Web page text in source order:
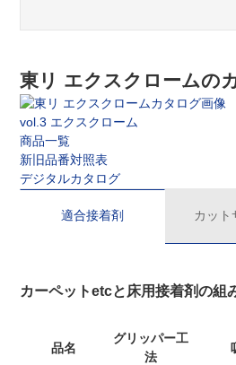
東リ エクスクロームの
vol.3 エクスクローム
商品一覧
新旧品番対照表
デジタルカタログ
適合接着剤 カット
カーペットetcと床用接着剤の組
品名
グリッパー工
法